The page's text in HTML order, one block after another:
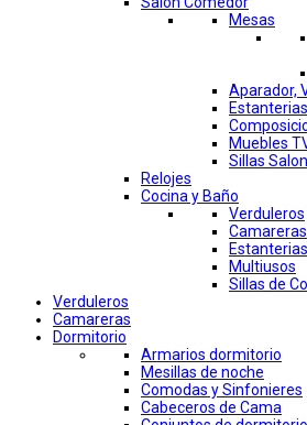
Mesas
Aparador,
Estanterias
Muebles
Sillas
Relojes
Cocina y Baño
Verduleros
Camareras
Estanterias
Multiusos
Sillas de
Verduleros
Camareras
Dormitorio
Armarios dormitorio
Mesillas de noche
Comodas y Sinfonieres
Cabeceros de Cama